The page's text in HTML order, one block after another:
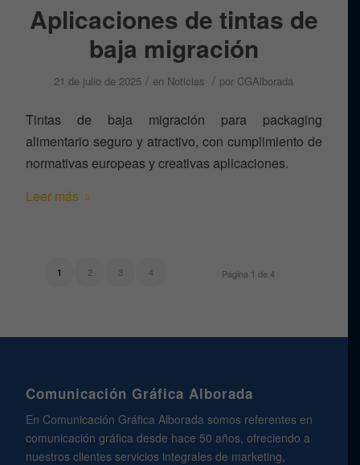
Aplicaciones de tintas de
baja migración
21 de julio de 2025 / en Noticias / por CGAlborada
Tintas de baja migración para packaging
alimentario seguro y atractivo, con cumplimiento de
normativas europeas y creativas aplicaciones.
Leer más
Página 1 de 4
1 2 3 4
Comunicación Gráfica Alborada
En Comunicación Gráfica Alborada somos referentes en
comunicación gráfica desde hace 50 años, ofreciendo a
nuestros clientes servicios integrales de marketing,